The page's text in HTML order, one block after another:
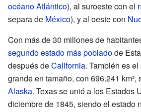
océano Atlántico), al suroeste con el
separa de México), y al oeste con
Con más de 30 millones de
segundo estado más pobladode
después deCalifornia. También es
grande en tamaño, con 696.241 km²,
Alaska. Texas se unió a los Estados
diciembre de 1845, siendo el estado